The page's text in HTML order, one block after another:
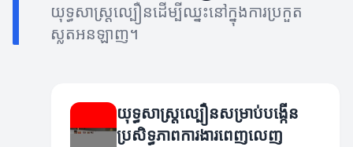
យុទ្ធសាស្ត្រល្បឿនដើម្បីឈ្នះនៅក្នុងការប្រកួត
ស្លតអនឡាញ។
យុទ្ធសាស្ត្រល្បឿនសម្រាប់បង្កើន
ប្រសិទ្ធភាពការងារពេញលេញ